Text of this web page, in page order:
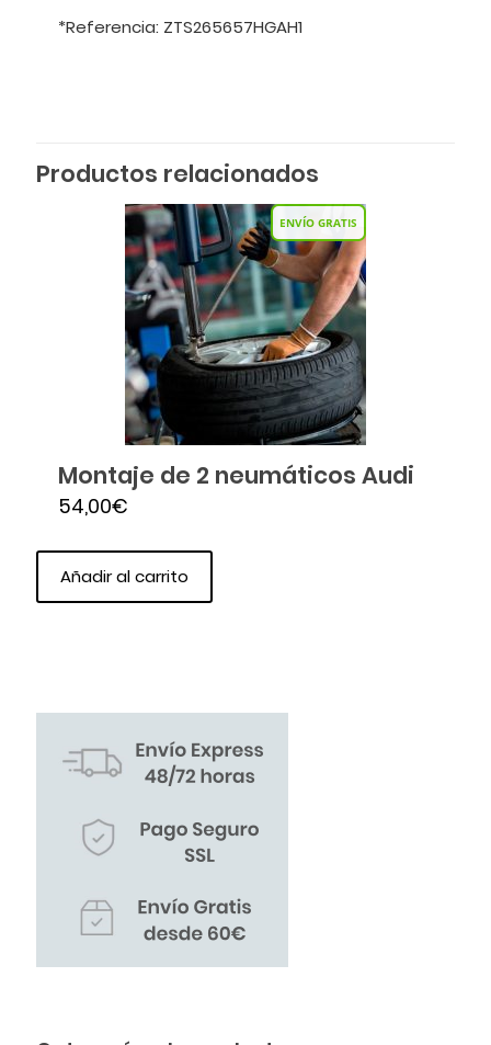
*Referencia: ZTS265657HGAH1
Productos relacionados
ENVÍO GRATIS
Montaje de 2 neumáticos Audi
54,00€
Añadir al carrito